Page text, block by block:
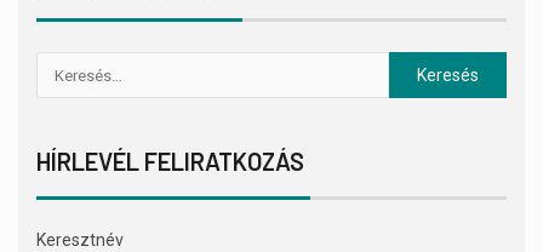
HÍRLEVÉL FELIRATKOZÁS
Keresztnév